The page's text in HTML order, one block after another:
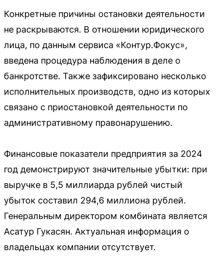
Конкретные причины остановки деятельности
не раскрываются. В отношении юридического
лица, по данным сервиса «Контур.Фокус»,
введена процедура наблюдения в деле о
банкротстве. Также зафиксировано несколько
исполнительных производств, одно из которых
связано с приостановкой деятельности по
административному правонарушению.
Финансовые показатели предприятия за 2024
год демонстрируют значительные убытки: при
выручке в 5,5 миллиарда рублей чистый
убыток составил 294,6 миллиона рублей.
Генеральным директором комбината является
Асатур Гукасян. Актуальная информация о
владельцах компании отсутствует.